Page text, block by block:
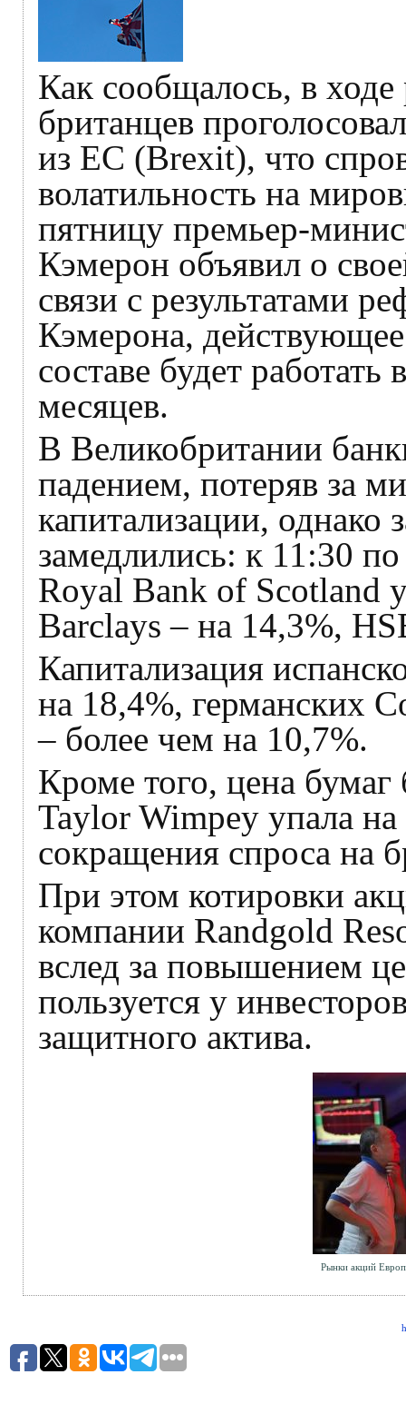
Как сообщалось, в
британцев
из ЕС (Brexit), что
волатильность на
пятницу премьер-
Кэмерон объявил о
связи с результатами
Кэмерона,
составе будет
месяцев.
В Великобритании
падением, потеряв за
капитализации, однако
замедлились: к 11:30
Royal Bank of Scotland
Barclays – на 14,3%,
Капитализация
на 18,4%, германских
– более чем на 10,7%.
Кроме того, цена бумаг
Taylor Wimpey упала
сокращения спроса на
При этом котировки
компании Randgold
вслед за повышением
пользуется у
защитного актива.
Рынки акций